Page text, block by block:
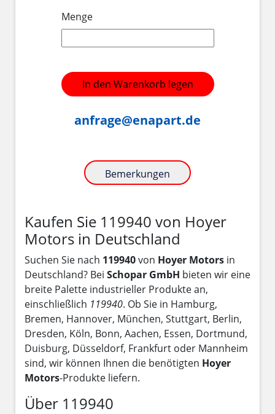
Menge
In den Warenkorb legen
anfrage@enapart.de
Bemerkungen
Kaufen Sie 119940 von Hoyer
Motors in Deutschland
Suchen Sie nach 119940von Hoyer Motors in
Deutschland? Bei Schopar GmbH bieten wir eine
breite Palette industrieller Produkte an,
einschließlich 119940. Ob Sie in Hamburg,
Bremen, Hannover, München, Stuttgart, Berlin,
Dresden, Köln, Bonn, Aachen, Essen, Dortmund,
Duisburg, Düsseldorf, Frankfurt oder Mannheim
sind, wir können Ihnen die benötigten Hoyer
Motors-Produkte liefern.
Über 119940